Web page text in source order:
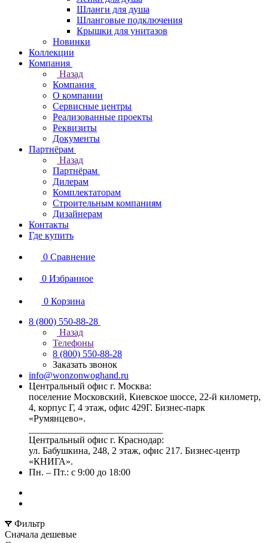
Шланги для душа
Шланговые подключения
Крышки для унитазов
Новинки
Коллекции
Компания
Назад
Компания
О компании
Сервисные центры
Реализованные проекты
Реквизиты
Документы
Партнёрам
Назад
Партнёрам
Дилерам
Комплектаторам
Строительным компаниям
Дизайнерам
Контакты
Где купить
0 Сравнение
0 Избранное
0 Корзина
8 (800) 550-88-28
Назад
Телефоны
8 (800) 550-88-28
Заказать звонок
info@wonzonwoghand.ru
Центральный офис г. Москва:
поселение Московский, Киевское шоссе, 22-й километр,
4, корпус Г, 4 этаж, офис 429Г. Бизнес-парк
«Румянцево».
Центральный офис г. Краснодар:
ул. Бабушкина, 248, 2 этаж, офис 217. Бизнес-центр
«КНИГА».
Пн. – Пт.: с 9:00 до 18:00
Фильтр
Сначала дешевые